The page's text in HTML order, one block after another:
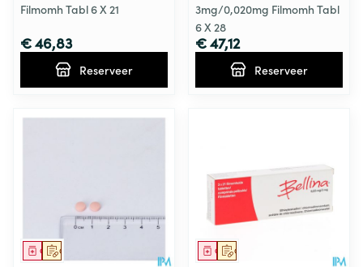
Filmomh Tabl 6 X 21
€ 46,83
Reserveer
3mg/0,020mg Filmomh Tabl
6 X 28
€ 47,12
Reserveer
Op voorschrift
Geneesmiddel Op voorschrift
Geneesmiddel